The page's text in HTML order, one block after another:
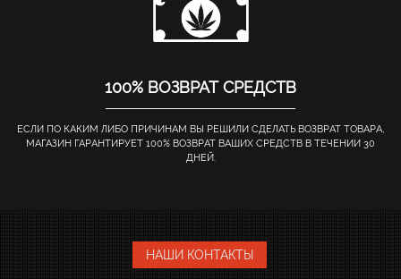
100% ВОЗВРАТ СРЕДСТВ
ЕСЛИ ПО КАКИМ ЛИБО ПРИЧИНАМ ВЫ РЕШИЛИ СДЕЛАТЬ ВОЗВРАТ ТОВАРА,
МАГАЗИН ГАРАНТИРУЕТ 100% ВОЗВРАТ ВАШИХ СРЕДСТВ В ТЕЧЕНИИ 30
ДНЕЙ.
НАШИ КОНТАКТЫ